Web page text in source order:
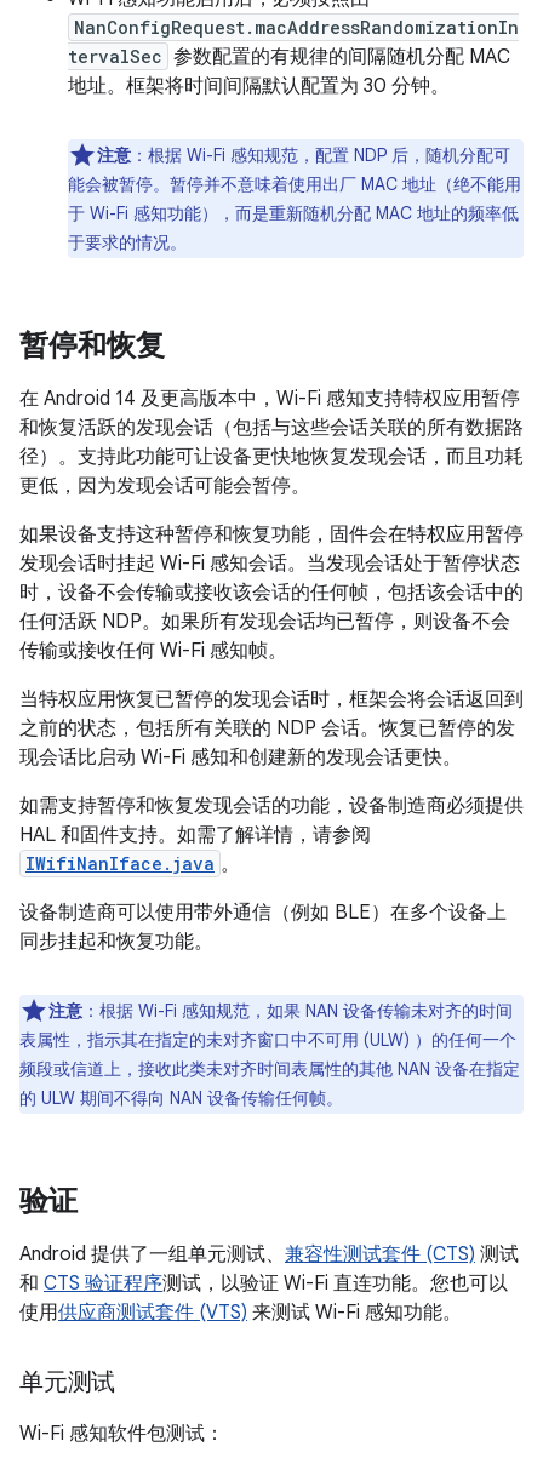
NanConfigRequest.macAddressRandomizationIn
tervalSec 参数配置的有规律的间隔随机分配 MAC
地址。框架将时间间隔默认配置为 30 分钟。
注意 ：根据 Wi-Fi 感知规范，配置 NDP 后，随机分配可
能会被暂停。暂停并不意味着使用出厂 MAC 地址（绝不能用
于 Wi-Fi 感知功能），而是重新随机分配 MAC 地址的频率低
于要求的情况。
暂停和恢复
在 Android 14 及更高版本中，Wi-Fi 感知支持特权应用暂停
和恢复活跃的发现会话（包括与这些会话关联的所有数据路
径）。支持此功能可让设备更快地恢复发现会话，而且功耗
更低，因为发现会话可能会暂停。
如果设备支持这种暂停和恢复功能，固件会在特权应用暂停
发现会话时挂起 Wi-Fi 感知会话。当发现会话处于暂停状态
时，设备不会传输或接收该会话的任何帧，包括该会话中的
任何活跃 NDP。如果所有发现会话均已暂停，则设备不会
传输或接收任何 Wi-Fi 感知帧。
当特权应用恢复已暂停的发现会话时，框架会将会话返回到
之前的状态，包括所有关联的 NDP 会话。恢复已暂停的发
现会话比启动 Wi-Fi 感知和创建新的发现会话更快。
如需支持暂停和恢复发现会话的功能，设备制造商必须提供
HAL 和固件支持。如需了解详情，请参阅
IWifiNanIface.java 。
设备制造商可以使用带外通信（例如 BLE）在多个设备上
同步挂起和恢复功能。
注意 ：根据 Wi-Fi 感知规范，如果 NAN 设备传输未对齐的时间
表属性，指示其在指定的未对齐窗口中不可用 (ULW) ）的任何一个
频段或信道上，接收此类未对齐时间表属性的其他 NAN 设备在指定
的 ULW 期间不得向 NAN 设备传输任何帧。
验证
Android 提供了一组单元测试、 兼容性测试套件 (CTS) 测试
和 CTS 验证程序测试，以验证 Wi-Fi 直连功能。您也可以
使用供应商测试套件 (VTS) 来测试 Wi-Fi 感知功能。
单元测试
Wi-Fi 感知软件包测试：